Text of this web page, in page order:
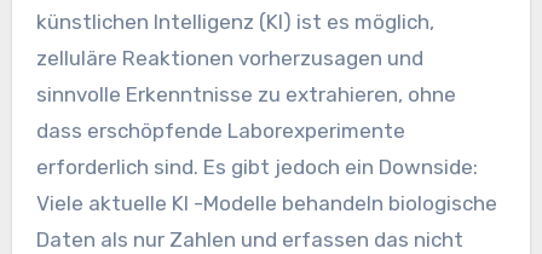
künstlichen Intelligenz (KI) ist es möglich,
zelluläre Reaktionen vorherzusagen und
sinnvolle Erkenntnisse zu extrahieren, ohne
dass erschöpfende Laborexperimente
erforderlich sind. Es gibt jedoch ein Downside:
Viele aktuelle KI -Modelle behandeln biologische
Daten als nur Zahlen und erfassen das nicht